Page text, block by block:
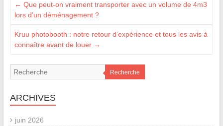
← Que peut-on vraiment transporter avec un volume de 4m3
lors d’un déménagement ?
Kruu photobooth : notre retour d’expérience et tous les avis à
connaître avant de louer →
Recherche
ARCHIVES
juin 2026